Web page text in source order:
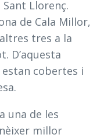
Llorenç.
de Cala Millor,
tres a la
D’aquesta
cobertes i
una de les
millor